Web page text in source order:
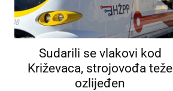
Sudarili se vlakovi kod
Križevaca, strojovođa teže
ozlijeđen